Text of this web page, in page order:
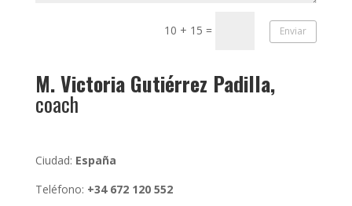
10 + 15 = Enviar
M. Victoria Gutiérrez Padilla,
coach
Ciudad: España
Teléfono: +34 672 120 552